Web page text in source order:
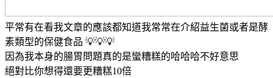
平常有在看我文章的應該都知道我常常在介紹益生菌或者是酵
素類型的保健食品 💡💡💡
因為我本身的腸胃問題真的是蠻糟糕的哈哈哈不好意思
絕對比你想得還要更糟糕10倍